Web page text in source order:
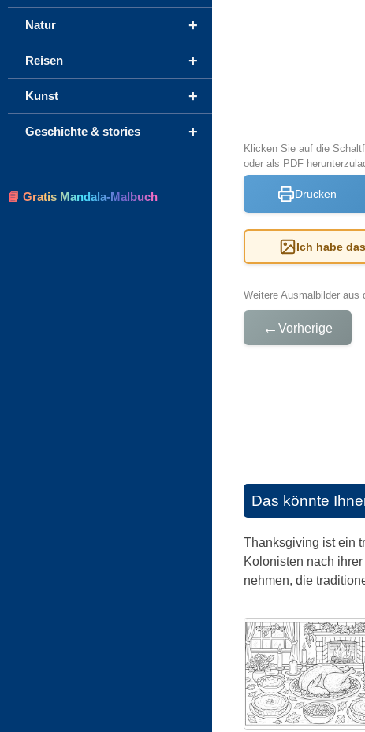
Klicken Sie auf die
oder als PDF
Drucken
Ich habe
Weitere Ausmalbilder aus
← Vorherige
Das könnte
Thanksgiving ist ein
Kolonisten nach
nehmen, die
+
Natur
+
Reisen
+
Kunst
+
Geschichte & stories
📘 Gratis Mandala-Malbuch